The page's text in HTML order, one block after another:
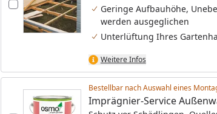
dem Schraubfundament keine
Sturmwinkel.
Geringe Aufbauhöhe,
werden ausgeglichen
Unterlüftung Ihres
Weitere Infos
Bestellbar nach Auswahl eines
Imprägnier-Service